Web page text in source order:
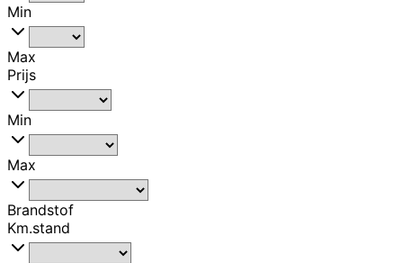
Min
Max
Prijs
Min
Max
Brandstof
Km.stand